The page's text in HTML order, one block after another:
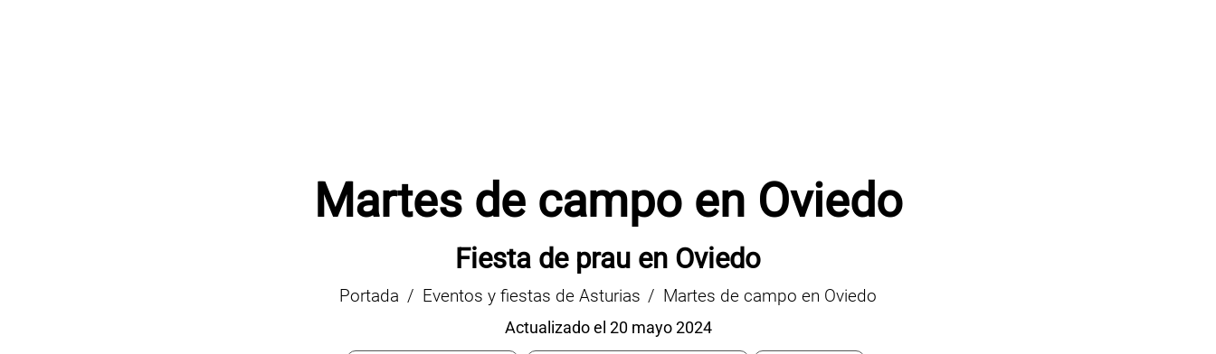
Martes de campo en Oviedo
Fiesta de prau en Oviedo
Portada Eventos y fiestas de Asturias Martes de campo en Oviedo
Actualizado el 20 mayo 2024